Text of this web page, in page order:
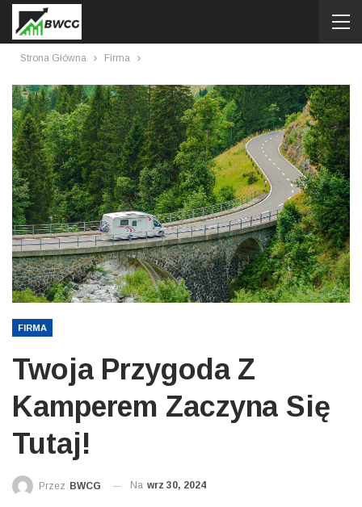
Strona Główna Firma
FIRMA
Twoja Przygoda Z
Kamperem Zaczyna Się
Tutaj!
Przez BWCG Na wrz 30, 2024